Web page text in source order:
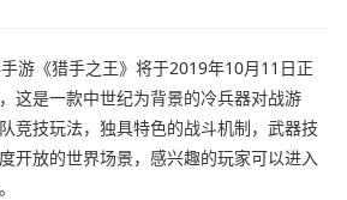
游《猎手之王》将于2019年10月11日正
这是一款中世纪为背景的冷兵器对战游
竞技玩法，独具特色的战斗机制，武器技
开放的世界场景，感兴趣的玩家可以进入